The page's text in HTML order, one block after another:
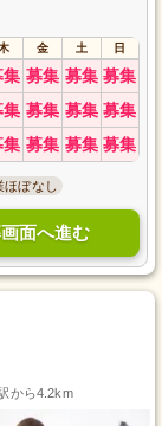
金 土 日
集 募集 募集 募集
集 募集 募集 募集
集 募集 募集 募集
ほぼなし
面へ進む
から4.2km